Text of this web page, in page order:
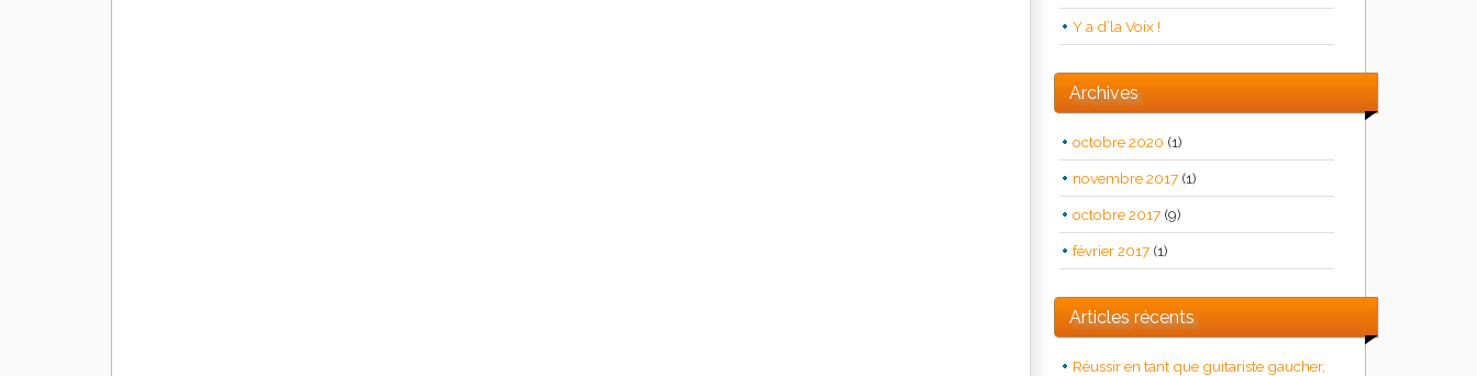
Y a d’la Voix !
Archives
octobre 2020 (1)
novembre 2017 (1)
octobre 2017 (9)
février 2017 (1)
Articles récents
Réussir en tant que guitariste gaucher,